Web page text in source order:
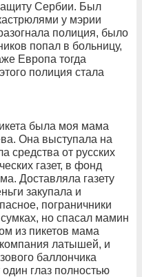
Сербии. Был
у мэрии
полиция, было
попал в больницу,
Европа тогда
полиция стала
была моя мама
Она выступала на
средства от русских
газет, в фонд
Доставляла газету
закупала и
пограничники
но спасал мамин
из пикетов мама
латышей, и
баллончика
глаз полностью